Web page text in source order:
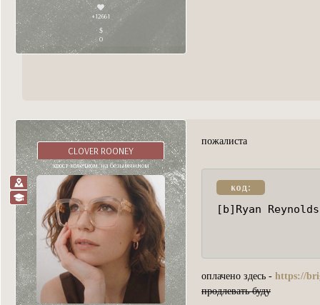
+12661
0
CLOVER ROONEY
хвост колечком. на безымянном
пожалиста
код:
[b]Ryan
оплачено здесь - https://
продлевать буду